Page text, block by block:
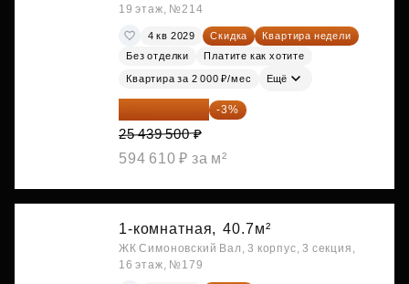
19 этаж, №214
4 кв 2029 Скидка
Квартира недели
Без отделки
Платите как хотите
Квартира за 2 000 ₽/мес Ещё
24 676 315 ₽ -3%
25 439 500 ₽
594 610 ₽ за м²
1-комнатная, 40.7м²
ЖК Симоновский Вал, 3 корпус, 3 секция,
16 этаж, №179